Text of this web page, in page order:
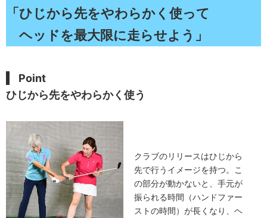
「ひじから先をやわらかく使って
ヘッドを最大限に走らせよう」
Point
ひじから先をやわらかく使う
クラブのリリースはひじから
先で行うイメージを持つ。こ
の部分が動かないと、手元が
振られる時間（ハンドファー
ストの時間）が長くなり、ヘ